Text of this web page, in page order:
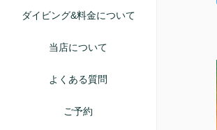
ダイビング&料金について
当店について
よくある質問
ご予約